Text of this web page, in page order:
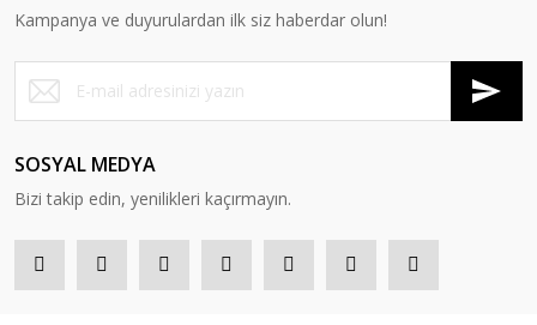
Kampanya ve duyurulardan ilk siz haberdar olun!
SOSYAL MEDYA
Bizi takip edin, yenilikleri kaçırmayın.